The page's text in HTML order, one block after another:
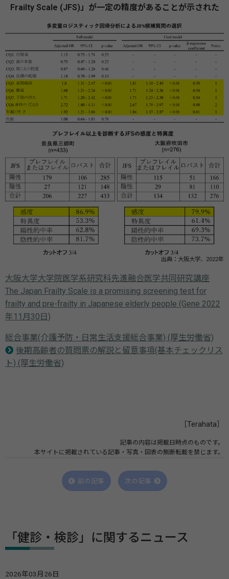
Frailty Scale (JFS)」が一定の精度があることが示された
出典：大阪大学、2022年
大阪大学大学院医学系研究科先進融合医学共同研究講座
The Japan Frailty Scale is a promising screening test for
frailty and pre-frailty in Japanese elderly people (Gene 2022
年11月30日)
総合事業(介護予防・日常生活支援総合事業) (厚生労働省)
後期高齢者の質問票の解説と留意事項(基本チェックリス
ト) (厚生労働省)
［Terahata］
記事の内容は掲載日時点のものです。
本サイトに掲載されている記事・写真・図表の無断転載を禁じます。
前の記事 次の記事
「健診・検診」に関するニュース
2026年03月26日